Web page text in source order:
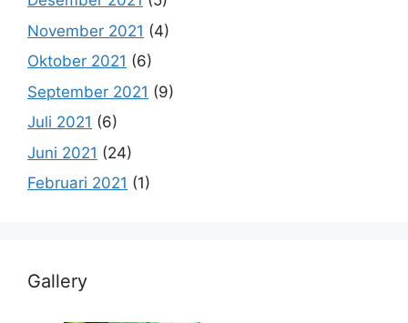
November 2021 (4)
Oktober 2021 (6)
September 2021 (9)
Juli 2021 (6)
Juni 2021 (24)
Februari 2021 (1)
Gallery